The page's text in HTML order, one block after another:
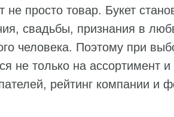
просто товар. Букет
свадьбы, признания в
человека. Поэтому при
не только на ассортимент
рейтинг компании и